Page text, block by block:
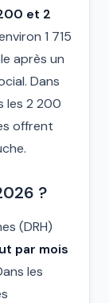
et 2
1 715
après un
Dans
les 2 200
offrent
?
(DRH)
par mois
les